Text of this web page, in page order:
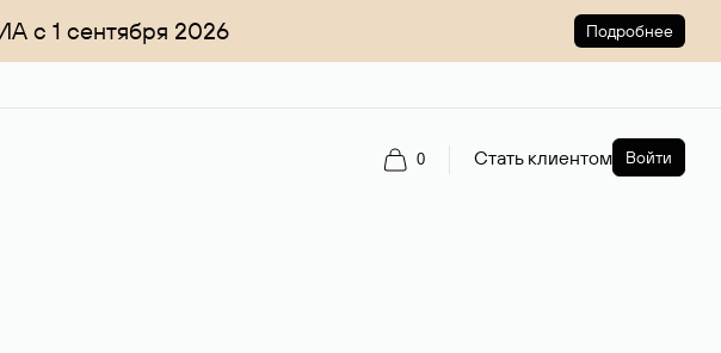
с 1 сентября 2026 Подробнее
0 Стать клиентом Войти